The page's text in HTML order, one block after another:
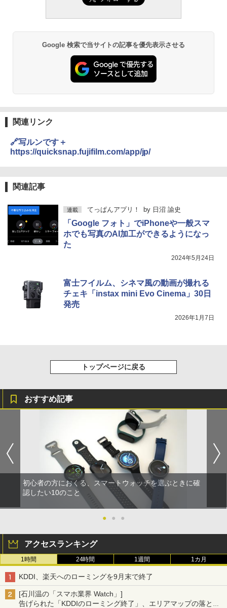
Google 検索で当サイトの記事を優先表示させる
関連リンク
🔗写ルンです＋
https://quicksnap.fujifilm.com/app/jp/
関連記事
連載 てっぱんアプリ！ by 日沼 諭史
「Google フォト」でiPhoneや一般スマ
ホでも写真のAI加工ができるようになっ
た
2024年5月24日
富士フイルム、シネマ風の動画が撮れる
チェキ「instax mini Evo Cinema」30日
発売
2026年1月7日
トップページに戻る
おすすめ記事
初心者の方におくる、スマートウォッチを選ぶときに確
認したい10のこと
● ● ●
アクセスランキング
1時間 24時間 1週間 1カ月
KDDI、楽天へのローミングを9月末で終了
[石川温の「スマホ業界 Watch」]
告げられた「KDDIのローミング終了」、エリアマップの落とし